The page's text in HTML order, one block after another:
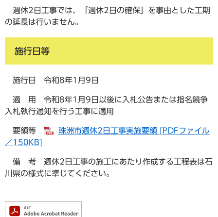
週休2日工事では、「週休2日の確保」を事由とした工期
の延長は行いません。
施行日等
施行日 令和8年1月9日
適 用 令和8年1月9日以後に入札公告または指名競争
入札執行通知を行う工事に適用
要領等
珠洲市週休2日工事実施要領 [PDFファイル
／150KB]
備 考 週休2日工事の施工にあたり作成する工程表は石
川県の様式に準じてください。